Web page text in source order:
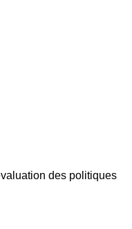
des politiques